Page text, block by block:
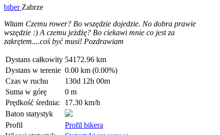
biber Zabrze
Witam Czemu rower? Bo wszędzie dojedzie. No dobra prawie
wszędzie :) A czemu jeżdżę? Bo ciekawi mnie co jest za
zakrętem....coś być musi! Pozdrawiam
Dystans całkowity 54172.96 km
Dystans w terenie 0.00 km (0.00%)
Czas w ruchu
130d 12h 00m
Suma w górę
0 m
Prędkość średnia:
17.30 km/h
Baton statystyk
Profil
Profil bikera